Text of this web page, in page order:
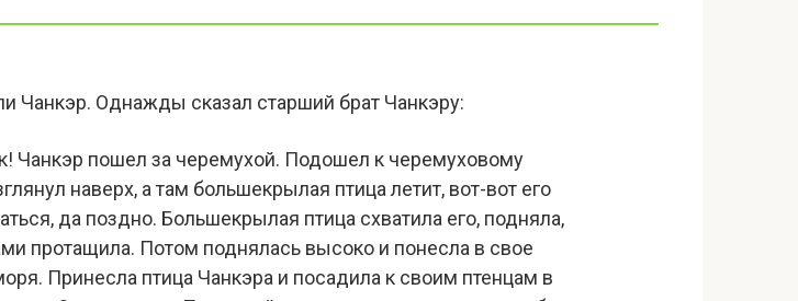
Чанкэр. Однажды сказал старший брат Чанкэру:
Чанкэр пошел за черемухой. Подошел к черемуховому
наверх, а там большекрылая птица летит, вот-вот его
да поздно. Большекрылая птица схватила его, подняла,
протащила. Потом поднялась высоко и понесла в свое
Принесла птица Чанкэра и посадила к своим птенцам в